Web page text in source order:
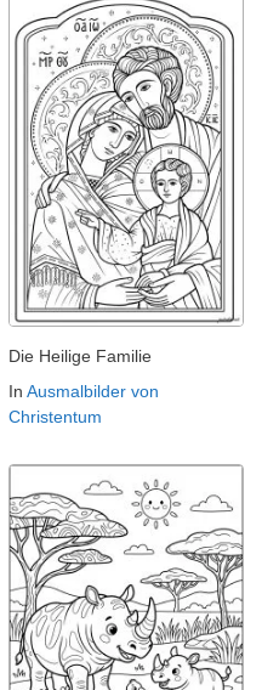
Die Heilige Familie
In Ausmalbilder von
Christentum